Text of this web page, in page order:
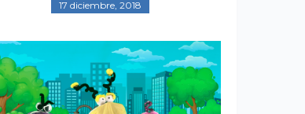
17 diciembre, 2018